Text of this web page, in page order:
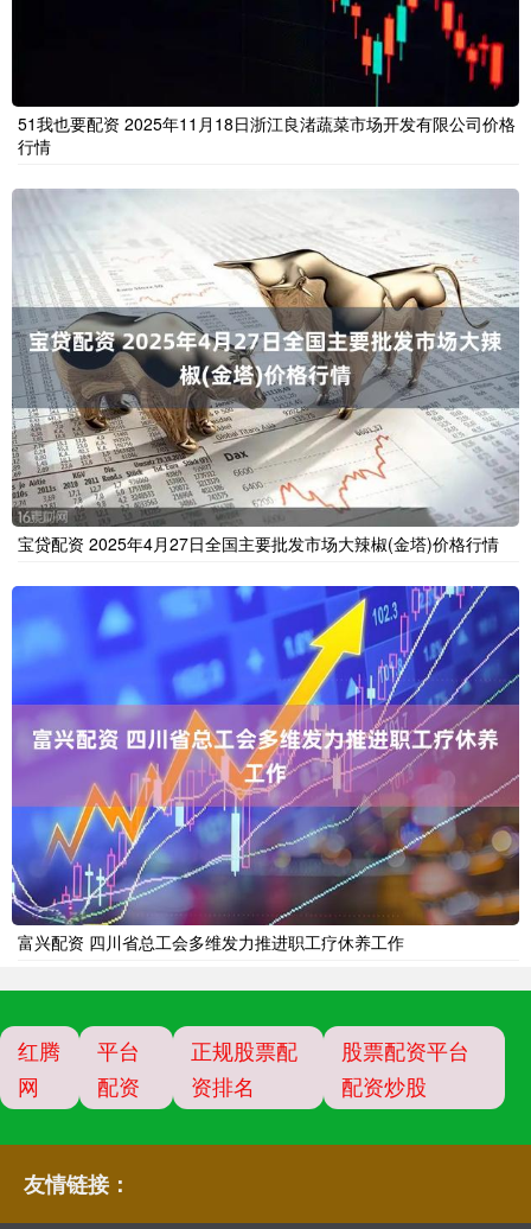
51我也要配资 2025年11月18日浙江良渚蔬菜市场开发有限公司价格
行情
宝贷配资 2025年4月27日全国主要批发市场大辣椒(金塔)价格行情
富兴配资 四川省总工会多维发力推进职工疗休养工作
红腾
网
平台
配资
正规股票配
资排名
股票配资平台
配资炒股
友情链接：